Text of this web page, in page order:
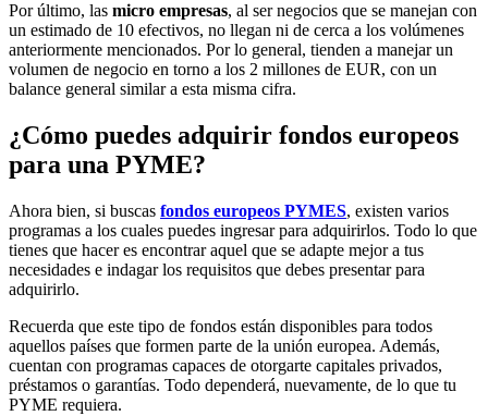
Por último, las micro empresas, al ser negocios que se manejan con
un estimado de 10 efectivos, no llegan ni de cerca a los volúmenes
anteriormente mencionados. Por lo general, tienden a manejar un
volumen de negocio en torno a los 2 millones de EUR, con un
balance general similar a esta misma cifra.
¿Cómo puedes adquirir fondos europeos
para una PYME?
Ahora bien, si buscas fondos europeos PYMES, existen varios
programas a los cuales puedes ingresar para adquirirlos. Todo lo que
tienes que hacer es encontrar aquel que se adapte mejor a tus
necesidades e indagar los requisitos que debes presentar para
adquirirlo.
Recuerda que este tipo de fondos están disponibles para todos
aquellos países que formen parte de la unión europea. Además,
cuentan con programas capaces de otorgarte capitales privados,
préstamos o garantías. Todo dependerá, nuevamente, de lo que tu
PYME requiera.